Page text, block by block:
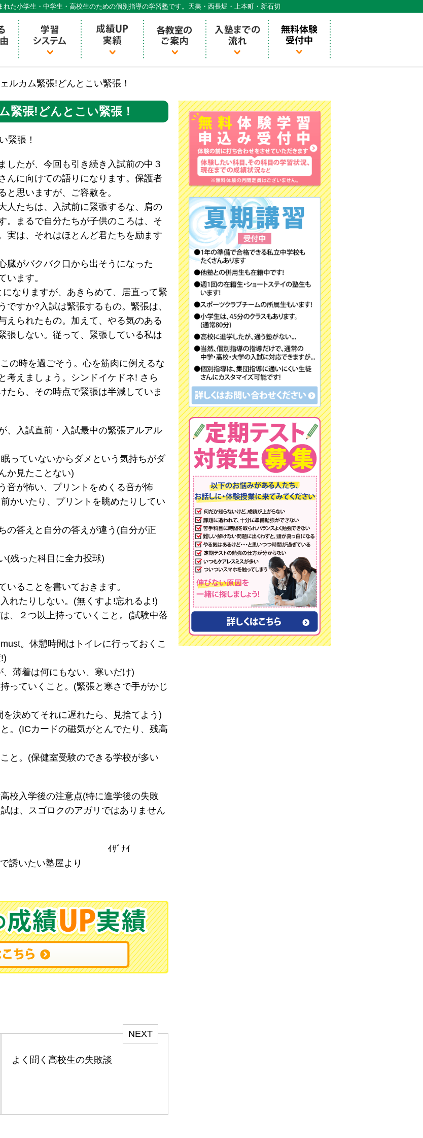
た小学生・中学生・高校生のための個別指導の学習塾です。天美・西長堀・上本町・新石切
ベストワン
ルカム緊張!どんとこい緊張！
緊張!どんとこい緊張！
緊張！
したが、今回も引き続き入試前の中３
んに向けての語りになります。保護者
思いますが、ご容赦を。
人たちは、入試前に緊張するな、肩の
。まるで自分たちが子供のころは、そ
実は、それはほとんど君たちを励ます
臓がバクバク口から出そうになった
います。
なりますが、あきらめて、居直って緊
すか?入試は緊張するもの。緊張は、
えられたもの。加えて、やる気のある
張しない。従って、緊張している私は
の時を過ごそう。心を筋肉に例えるな
考えましょう。シンドイケドネ! さら
たら、その時点で緊張は半減していま
入試直前・入試最中の緊張アルアル
っていないからダメという気持ちがダ
か見たことない)
音が怖い、プリントをめくる音が怖
かいたり、プリントを眺めたりしてい
の答えと自分の答えが違う(自分が正
(残った科目に全力投球)
ることを書いておきます。
れたりしない。(無くすよ!忘れるよ!)
、２つ以上持っていくこと。(試験中落
。休憩時間はトイレに行っておくこ
薄着は何にもない、寒いだけ)
っていくこと。(緊張と寒さで手がかじ
決めてそれに遅れたら、見捨てよう)
。(ICカードの磁気がとんでたり、残高
と。(保健室受験のできる学校が多い
校入学後の注意点(特に進学後の失敗
は、スゴロクのアガリではありません
ﾅｲ
誘いたい塾屋より
NEXT
よく聞く高校生の失敗談